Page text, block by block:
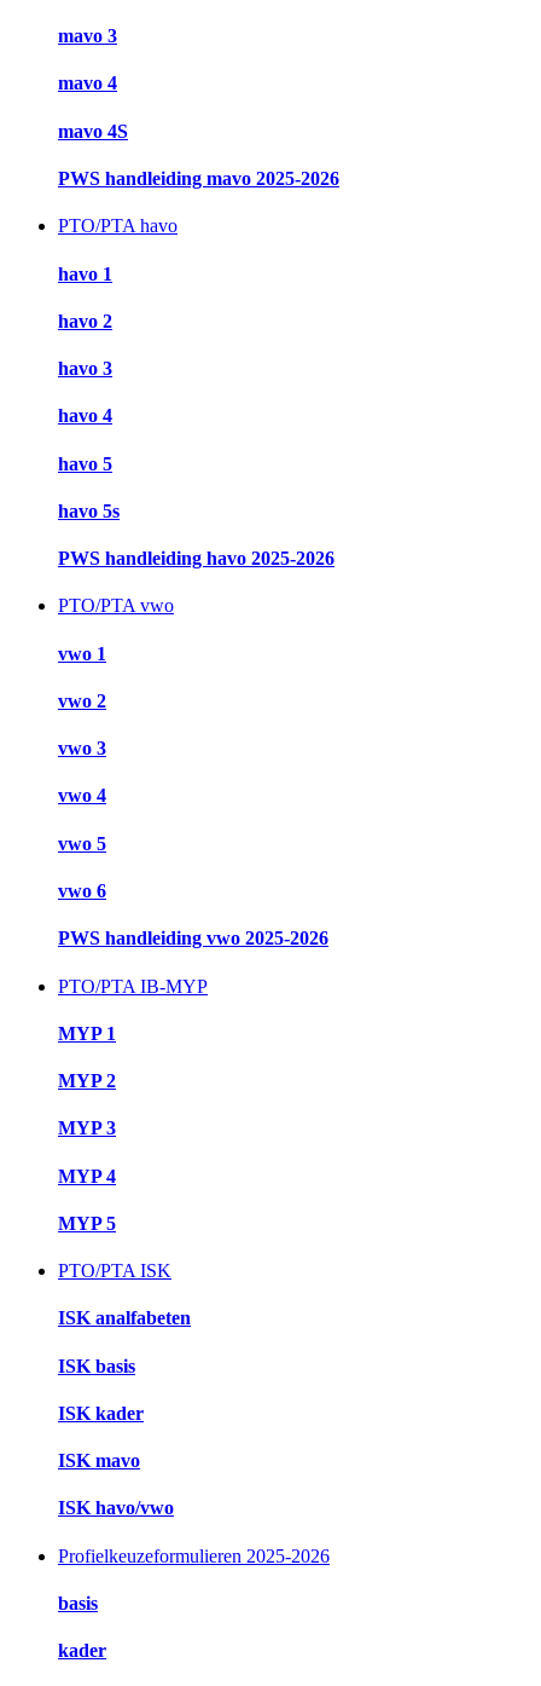
mavo 3
mavo 4
mavo 4S
PWS handleiding mavo 2025-2026
PTO/PTA havo
havo 1
havo 2
havo 3
havo 4
havo 5
havo 5s
PWS handleiding havo 2025-2026
PTO/PTA vwo
vwo 1
vwo 2
vwo 3
vwo 4
vwo 5
vwo 6
PWS handleiding vwo 2025-2026
PTO/PTA IB-MYP
MYP 1
MYP 2
MYP 3
MYP 4
MYP 5
PTO/PTA ISK
ISK analfabeten
ISK basis
ISK kader
ISK mavo
ISK havo/vwo
Profielkeuzeformulieren 2025-2026
basis
kader